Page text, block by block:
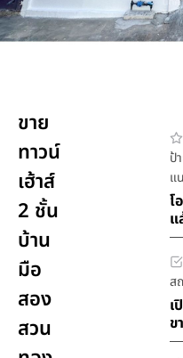
ขาย
ทาวน์
เฮ้าส์
2 ชั้น
บ้าน
มือ
สอง
สวน
ป้
แ
โ
แ
ส
เ
ข